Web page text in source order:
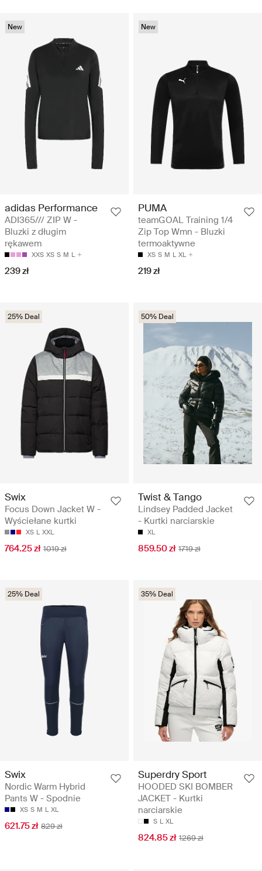
New
adidas Performance
ADI365/// ZIP W -
Bluzki z długim
rękawem
XXS XS S M L
239 zł
New
PUMA
teamGOAL Training 1/4
Zip Top Wmn - Bluzki
termoaktywne
XS S M L XL
219 zł
25% Deal
Swix
Focus Down Jacket W -
Wyściełane kurtki
XS L XXL
764.25 zł 1019 zł
50% Deal
Twist & Tango
Lindsey Padded Jacket
- Kurtki narciarskie
XL
859.50 zł 1719 zł
25% Deal
Swix
Nordic Warm Hybrid
Pants W - Spodnie
XS S M L XL
621.75 zł 829 zł
35% Deal
Superdry Sport
HOODED SKI BOMBER
JACKET - Kurtki
narciarskie
S L XL
824.85 zł 1269 zł